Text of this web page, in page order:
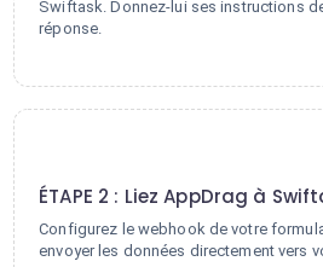
Swiftask. Donnez-lui ses instructions
réponse.
ÉTAPE 2 : Liez AppDrag à
Configurez le webhook de votre
envoyer les données directement vers